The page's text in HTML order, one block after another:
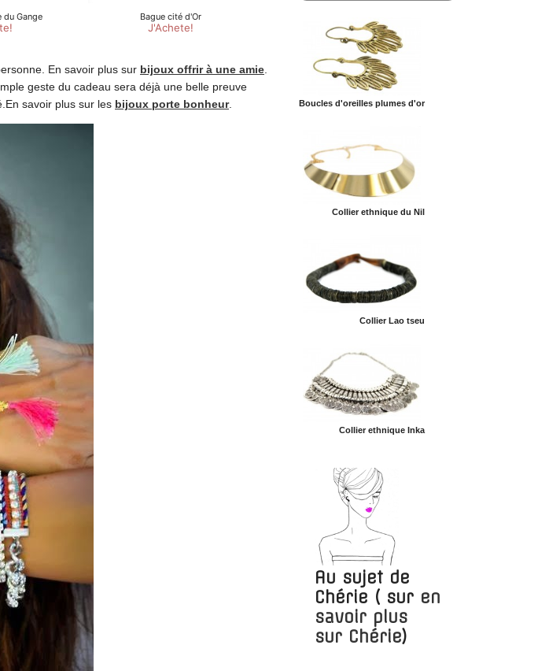
En savoir plus sur bijoux offrir à une amie.
geste du cadeau sera déjà une belle preuve
savoir plus sur les bijoux porte bonheur. Boucles d'oreilles plumes d'or
Collier ethnique du Nil
Collier Lao tseu
Collier ethnique Inka
Au sujet de
Chérie ( sur en
savoir plus
sur Chérie)